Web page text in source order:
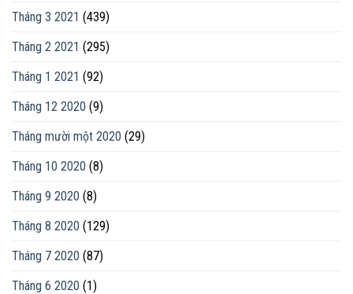
Tháng 3 2021 (439)
Tháng 2 2021 (295)
Tháng 1 2021 (92)
Tháng 12 2020 (9)
Tháng mười một 2020 (29)
Tháng 10 2020 (8)
Tháng 9 2020 (8)
Tháng 8 2020 (129)
Tháng 7 2020 (87)
Tháng 6 2020 (1)